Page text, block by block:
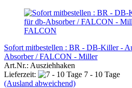
FALCON
Sofort mitbestellen : BR - DB-Killer -
Absorber / FALCON - Miller
Art.Nr.: Ausziehhaken
Lieferzeit:
7 - 10 Tage
(Ausland abweichend)